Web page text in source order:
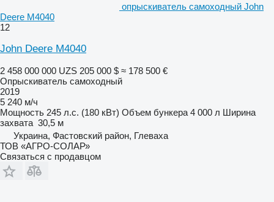
опрыскиватель самоходный John
Deere M4040
12
John Deere M4040
2 458 000 000 UZS 205 000 $ ≈ 178 500 €
Опрыскиватель самоходный
2019
5 240 м/ч
Мощность 245 л.с. (180 кВт) Объем бункера 4 000 л Ширина
захвата 30,5 м
Украина, Фастовский район, Глеваха
ТОВ «АГРО-СОЛАР»
Связаться с продавцом